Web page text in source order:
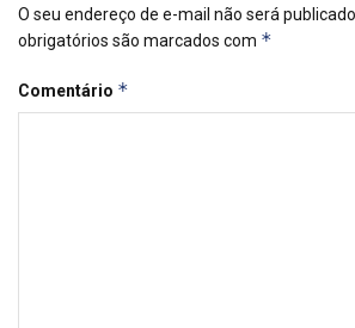
O seu endereço de e-mail não será
obrigatórios são marcados com *
Comentário *